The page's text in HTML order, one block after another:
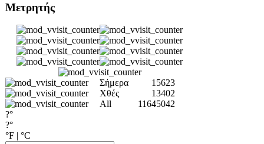
Μετρητής
Σήμερα
15623
Χθές
13402
All
11645042
?°
?°
°F | °C